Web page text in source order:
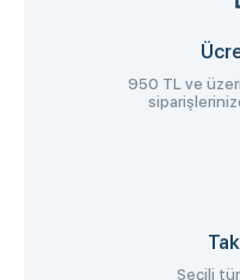
950 TL ve
Seçili